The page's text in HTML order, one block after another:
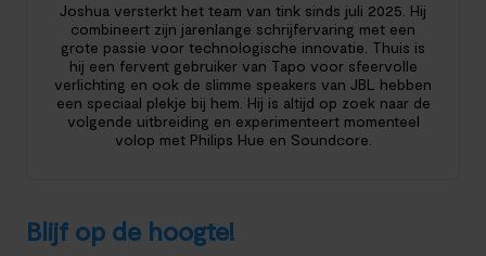
Joshua versterkt het team van tink sinds juli 2025. Hij
combineert zijn jarenlange schrijfervaring met een
grote passie voor technologische innovatie. Thuis is
hij een fervent gebruiker van Tapo voor sfeervolle
verlichting en ook de slimme speakers van JBL hebben
een speciaal plekje bij hem. Hij is altijd op zoek naar de
volgende uitbreiding en experimenteert momenteel
volop met Philips Hue en Soundcore.
Blijf op de hoogte!